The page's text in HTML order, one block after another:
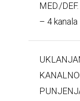
MED./
– 4 kanala